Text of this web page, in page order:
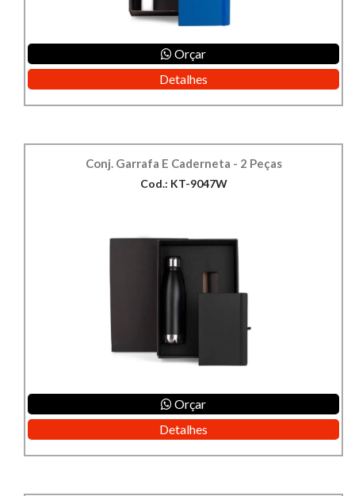
Orçar
Detalhes
Conj. Garrafa E Caderneta - 2 Peças
Cod.: KT-9047W
Orçar
Detalhes